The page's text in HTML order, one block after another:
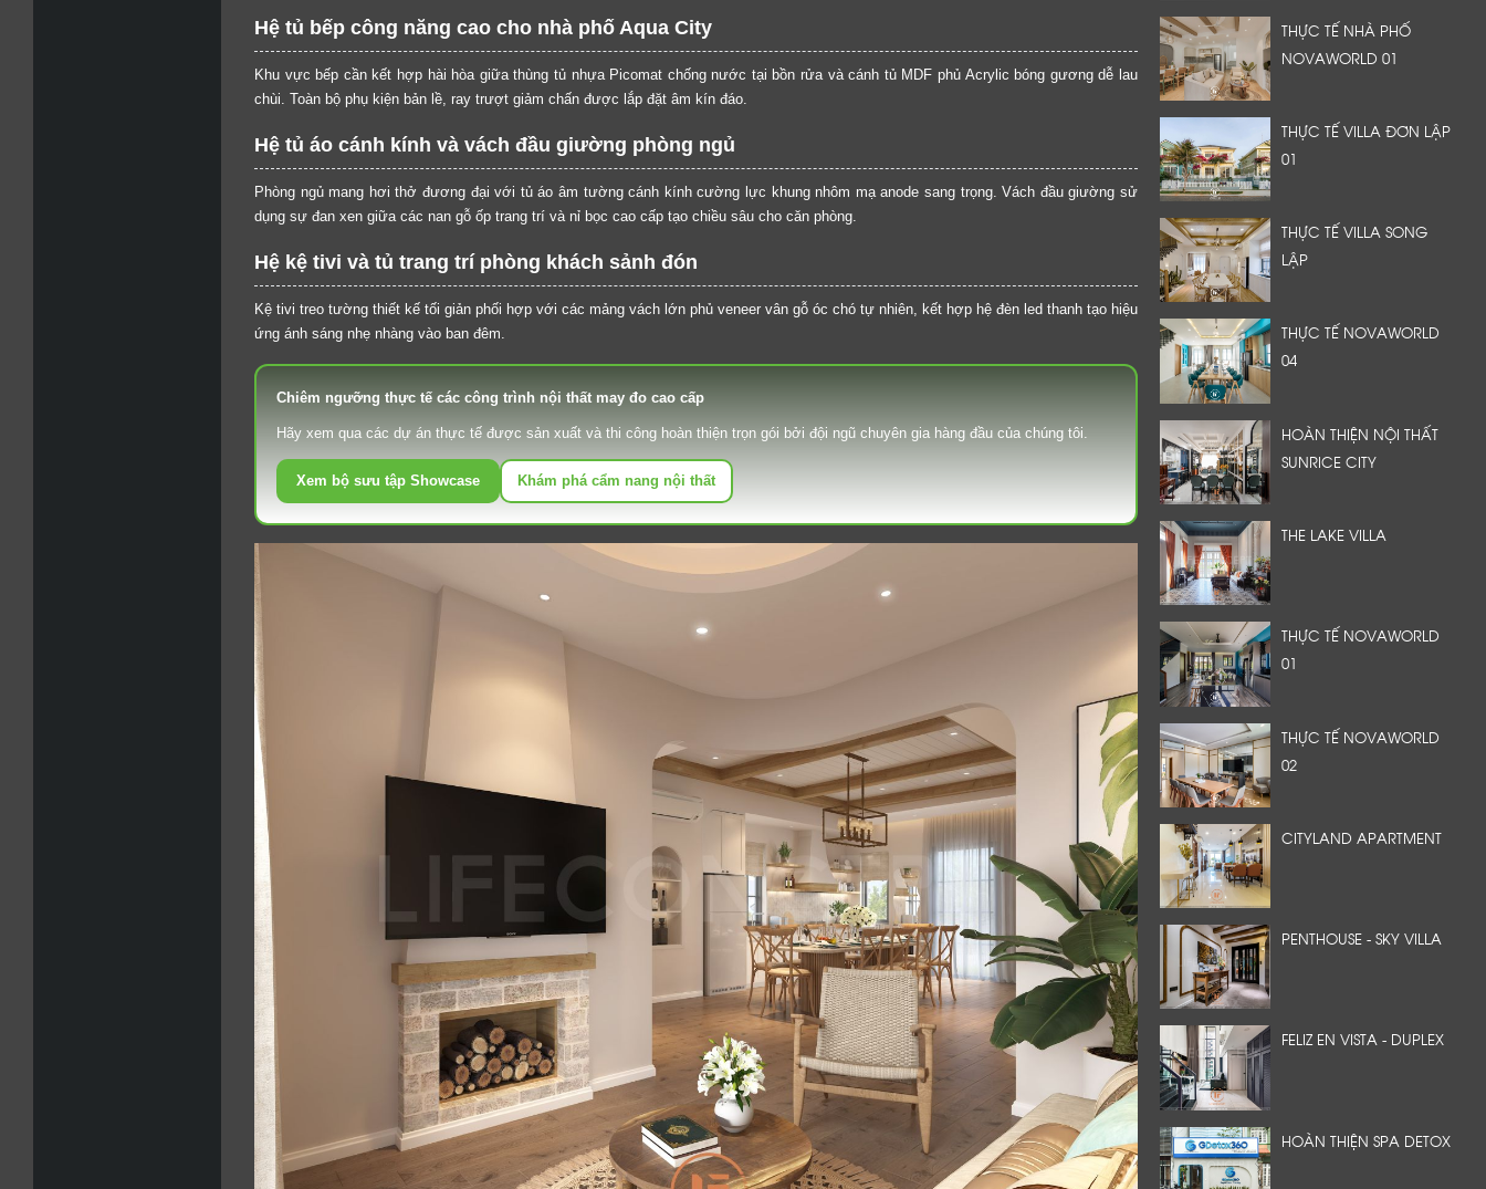
Hệ tủ bếp công năng cao cho nhà phố Aqua City
Khu vực bếp cần kết hợp hài hòa giữa thùng tủ nhựa Picomat chống nước tại bồn rửa và cánh tủ MDF phủ Acrylic bóng gương dễ lau
chùi. Toàn bộ phụ kiện bản lề, ray trượt giảm chấn được lắp đặt âm kín đáo.
Hệ tủ áo cánh kính và vách đầu giường phòng ngủ
Phòng ngủ mang hơi thở đương đại với tủ áo âm tường cánh kính cường lực khung nhôm mạ anode sang trọng. Vách đầu giường sử
dụng sự đan xen giữa các nan gỗ ốp trang trí và nỉ bọc cao cấp tạo chiều sâu cho căn phòng.
Hệ kệ tivi và tủ trang trí phòng khách sảnh đón
Kệ tivi treo tường thiết kế tối giản phối hợp với các mảng vách lớn phủ veneer vân gỗ óc chó tự nhiên, kết hợp hệ đèn led thanh tạo hiệu
ứng ánh sáng nhẹ nhàng vào ban đêm.
Chiêm ngưỡng thực tế các công trình nội thất may đo cao cấp
Hãy xem qua các dự án thực tế được sản xuất và thi công hoàn thiện trọn gói bởi đội ngũ chuyên gia hàng đầu của chúng tôi.
Xem bộ sưu tập Showcase Khám phá cẩm nang nội thất
THỰC TẾ NHÀ PHỐ
NOVAWORLD 01
THỰC TẾ VILLA ĐƠN LẬP
01
THỰC TẾ VILLA SONG
LẬP
THỰC TẾ NOVAWORLD
04
HOÀN THIỆN NỘI THẤT
SUNRICE CITY
THE LAKE VILLA
THỰC TẾ NOVAWORLD
01
THỰC TẾ NOVAWORLD
02
CITYLAND APARTMENT
PENTHOUSE - SKY VILLA
FELIZ EN VISTA - DUPLEX
HOÀN THIỆN SPA DETOX